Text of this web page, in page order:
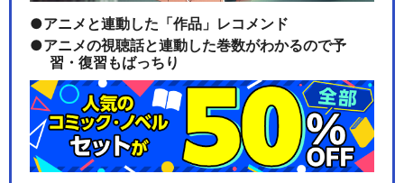
アニメと連動した「作品」レコメンド
アニメの視聴話と連動した巻数がわかるので予
習・復習もばっちり